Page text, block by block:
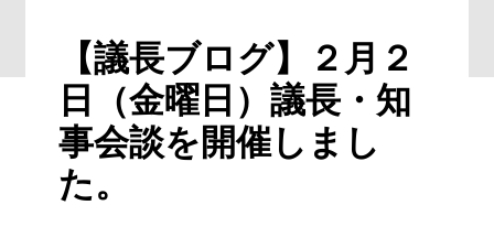
【議長ブログ】２月２
日（金曜日）議長・知
事会談を開催しまし
た。